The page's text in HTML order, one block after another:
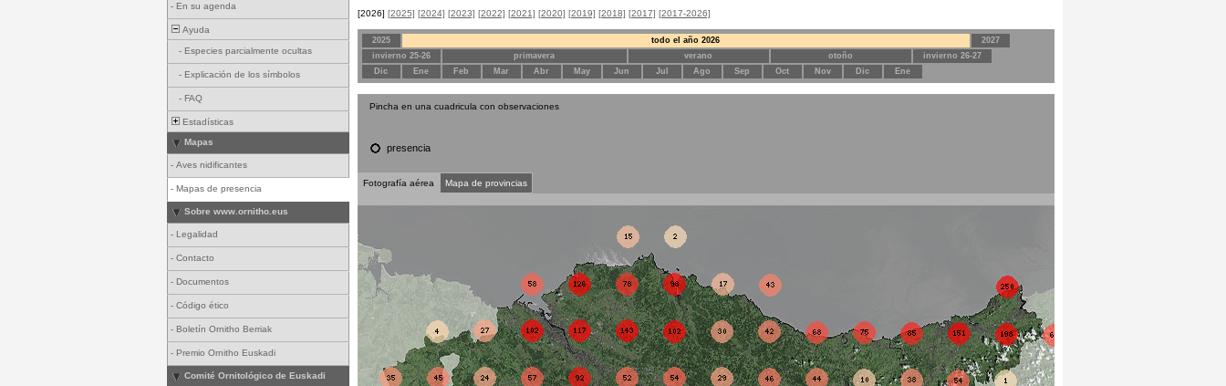
- En su agenda
Ayuda
- Especies parcialmente ocultas
- Explicación de los símbolos
- FAQ
Estadísticas
Mapas
- Aves nidificantes
- Mapas de presencia
Sobre www.ornitho.eus
- Legalidad
- Contacto
- Documentos
- Código ético
- Boletín Ornitho Berriak
- Premio Ornitho Euskadi
Comité Ornitológico de Euskadi
[2026] [2025] [2024] [2023] [2022] [2021] [2020] [2019] [2018] [2017] [2017-2026]
2025 todo el año 2026
2027
invierno 25-26
primavera verano otoño
invierno 26-27
Dic
Ene Feb Mar Abr May Jun Jul Ago Sep Oct Nov Dic Ene
Pincha en una cuadricula con observaciones
presencia
Fotografía aérea Mapa de provincias